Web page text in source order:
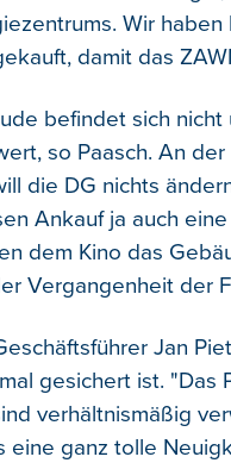
Wir
damit das
befindet sich
so Paasch. An
die DG nichts
Ankauf ja auch
dem Kino das
Vergangenheit der
Jan
gesichert ist.
verhältnismäßig
eine ganz tolle